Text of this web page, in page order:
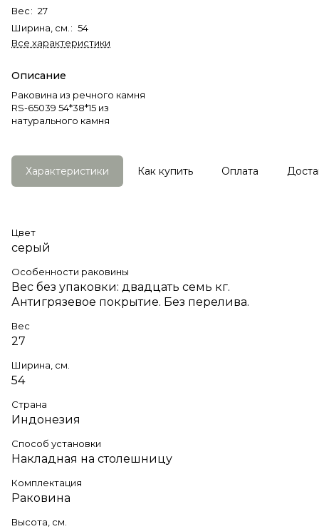
Вес: 27
Ширина, см. : 54
Все характеристики
Описание
Раковина из речного камня
RS-65039 54*38*15 из
натурального камня
Характеристики Как купить Оплата
Цвет
серый
Особенности раковины
Вес без упаковки: двадцать семь кг.
Антигрязевое покрытие. Без перелива.
Вес
27
Ширина, см.
54
Страна
Индонезия
Способ установки
Накладная на столешницу
Комплектация
Раковина
Высота, см.